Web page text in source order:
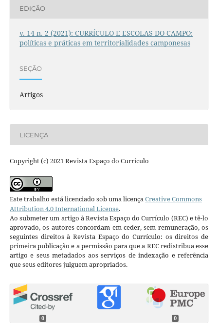
EDIÇÃO
v. 14 n. 2 (2021): CURRÍCULO E ESCOLAS DO CAMPO:
políticas e práticas em territorialidades camponesas
SEÇÃO
Artigos
LICENÇA
Copyright (c) 2021 Revista Espaço do Currículo
Este trabalho está licenciado sob uma licençaCreative Commons
Attribution 4.0 International License.
Ao submeter um artigo à Revista Espaço do Currículo (REC) e tê-lo
aprovado, os autores concordam em ceder, sem remuneração, os
seguintes direitos à Revista Espaço do Currículo: os direitos de
primeira publicação e a permissão para que a REC redistribua esse
artigo e seus metadados aos serviços de indexação e referência
que seus editores julguem apropriados.
0 0